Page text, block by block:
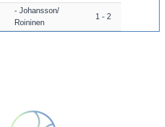
Johansson/
Roininen
1 - 2